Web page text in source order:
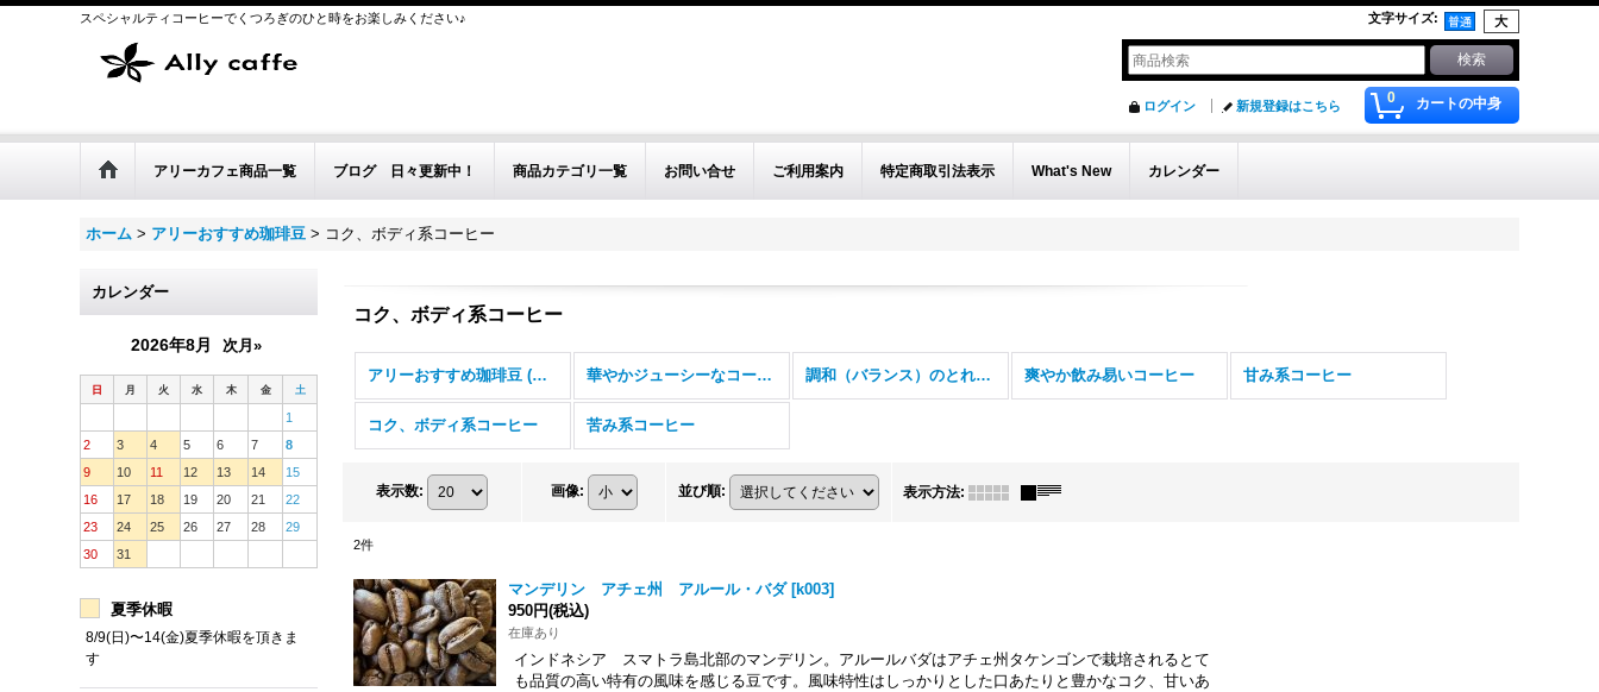
スペシャルティコーヒーでくつろぎのひと時をお楽しみください♪ 文字サイズ:
0 カートの中身
ログイン 新規登録はこちら
アリーカフェ商品一覧 ブログ 日々更新中！ 商品カテゴリ一覧 お問い合せ ご利用案内 特定商取引法表示 What's New カレンダー
ホーム > アリーおすすめ珈琲豆 > コク、ボディ系コーヒー
カレンダー
2026年8月 次月»
日 月 火 水 木 金 土
1
2
3 4 5 6 7
8
9
10 11 12 13 14
15
16
17 18 19 20 21
22
23
24 25 26 27 28
29
30
31
夏季休暇
8/9(日)〜14(金)夏季休暇を頂きま
す
コク、ボディ系コーヒー
アリーおすすめ珈琲豆 (全商品) 華やかジューシーなコーヒー 調和（バランス）のとれたコーヒー 爽やか飲み易いコーヒー 甘み系コーヒー
コク、ボディ系コーヒー 苦み系コーヒー
表示数: 画像: 並び順: 表示方法:
2件
マンデリン アチェ州 アルール・バダ [k003]
950円(税込)
在庫あり
インドネシア スマトラ島北部のマンデリン。アルールバダはアチェ州タケンゴンで栽培されるとて
も品質の高い特有の風味を感じる豆です。風味特性はしっかりとした口あたりと豊かなコク、甘いあ